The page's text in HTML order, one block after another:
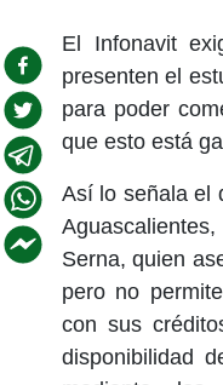
El Infonavit
presenten el
para poder
que esto está
Así lo señala el
Serna, quien
pero no
con sus
disponibilidad